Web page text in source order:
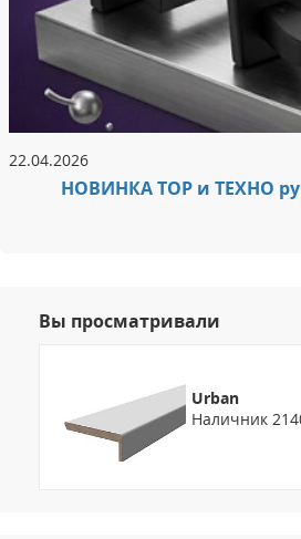
22.04.2026
НОВИНКА ТОР и ТЕХНО
Вы просматривали
Urban
Наличник